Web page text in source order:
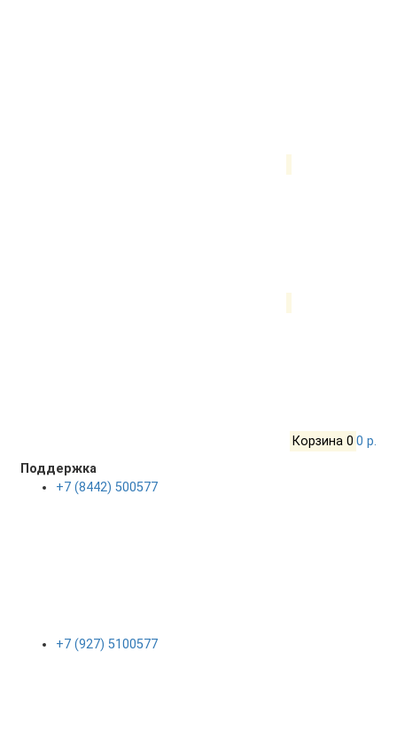
Корзина 0 0 р.
Поддержка
+7 (8442) 500577
+7 (927) 5100577